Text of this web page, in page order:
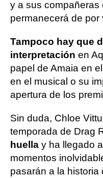
y a sus compañeras
permanecerá de
Tampoco hay que
interpretación en
papel de Amaia en
en el musical o su
apertura de los
Sin duda, Chloe
temporada de Drag
huella y ha llegado
momentos
pasarán a la historia